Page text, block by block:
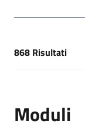
868 Risultati
Moduli